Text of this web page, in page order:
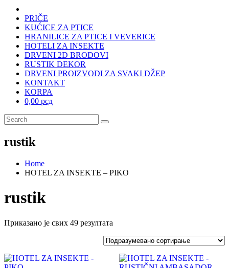
PRIČE
KUĆICE ZA PTICE
HRANILICE ZA PTICE I VEVERICE
HOTELI ZA INSEKTE
DRVENI 2D BRODOVI
RUSTIK DEKOR
DRVENI PROIZVODI ZA SVAKI DŽEP
KONTAKT
KORPA
0,00 рсд
rustik
Home
HOTEL ZA INSEKTE – PIKO
rustik
Приказано је свих 49 резултата